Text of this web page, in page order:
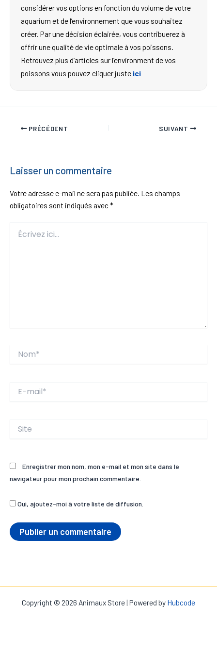
considérer vos options en fonction du volume de votre
aquarium et de l’environnement que vous souhaitez
créer. Par une décision éclairée, vous contribuerez à
offrir une qualité de vie optimale à vos poissons.
Retrouvez plus d’articles sur l’environment de vos
poissons vous pouvez cliquer juste ici
PRÉCÉDENT SUIVANT
Laisser un commentaire
Votre adresse e-mail ne sera pas publiée. Les champs
obligatoires sont indiqués avec *
ici…
mail*
Enregistrer mon nom, mon e-mail et mon site dans le
navigateur pour mon prochain commentaire.
Oui, ajoutez-moi à votre liste de diffusion.
Copyright © 2026 Animaux Store | Powered by Hubcode